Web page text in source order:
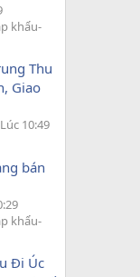
khẩu-
Thu
Giao
Lúc 10:49
bán
khẩu-
Đi Úc